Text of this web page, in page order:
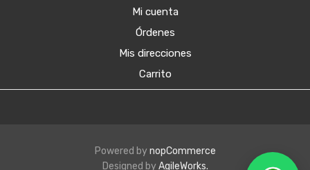
Mi cuenta
Órdenes
Mis direcciones
Carrito
Powered bynopCommerce
Designed byAgileWorks.